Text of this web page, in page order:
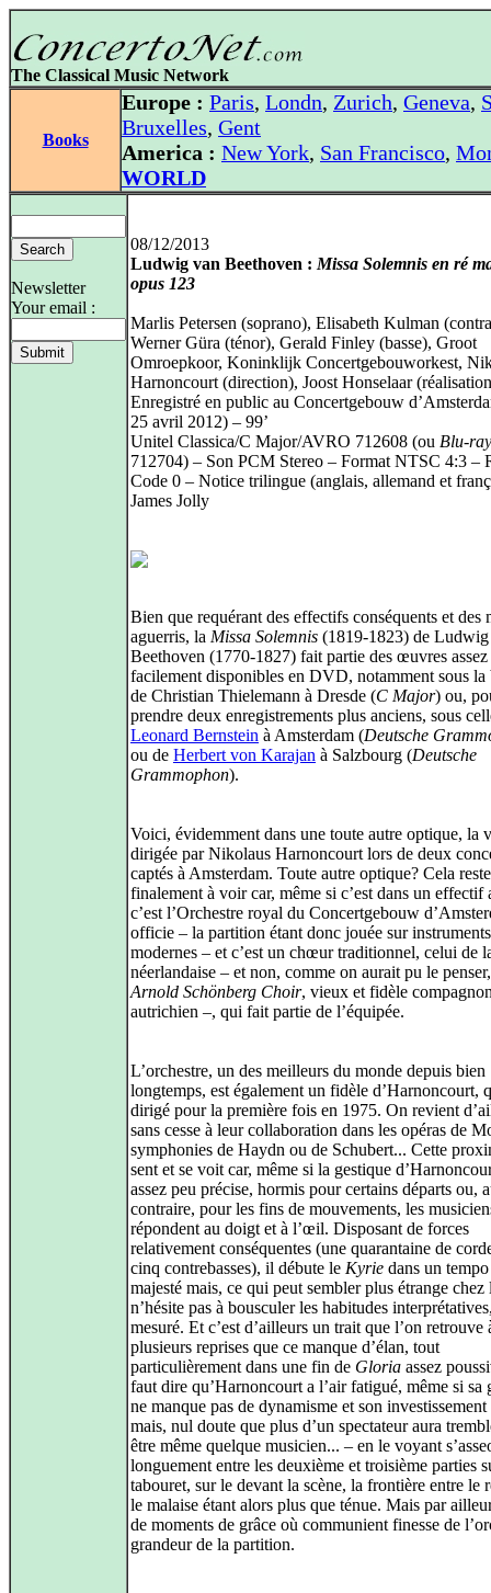
The Classical Music Network
Books
Europe : Paris, Londn, Zurich, Geneva,
Bruxelles, Gent
America : New York, San Francisco,
WORLD
Newsletter
Your email :
08/12/2013
Ludwig van Beethoven : Missa Solemnis en ré
opus 123
Marlis Petersen (soprano), Elisabeth Kulman
Werner Güra (ténor), Gerald Finley (basse), Groot
Omroepkoor, Koninklijk Concertgebouworkest,
Harnoncourt (direction), Joost Honselaar
Enregistré en public au Concertgebouw
25 avril 2012) – 99’
Unitel Classica/C Major/AVRO 712608 (ou Blu-ray
712704) – Son PCM Stereo – Format NTSC 4:3 –
Code 0 – Notice trilingue (anglais, allemand et
James Jolly
Bien que requérant des effectifs conséquents et des
aguerris, la Missa Solemnis (1819-1823) de
Beethoven (1770-1827) fait partie des œuvres assez
facilement disponibles en DVD, notamment sous la
de Christian Thielemann à Dresde (C Major) ou,
prendre deux enregistrements plus anciens, sous
Leonard Bernstein à Amsterdam (Deutsche
ou de Herbert von Karajan à Salzbourg (Deutsche
Grammophon).
Voici, évidemment dans une toute autre optique, la
dirigée par Nikolaus Harnoncourt lors de deux
captés à Amsterdam. Toute autre optique? Cela reste
finalement à voir car, même si c’est dans un effectif
c’est l’Orchestre royal du Concertgebouw
officie – la partition étant donc jouée sur instruments
modernes – et c’est un chœur traditionnel, celui de
néerlandaise – et non, comme on aurait pu le
Arnold Schönberg Choir, vieux et fidèle
autrichien –, qui fait partie de l’équipée.
L’orchestre, un des meilleurs du monde depuis bien
longtemps, est également un fidèle d’Harnoncourt,
dirigé pour la première fois en 1975. On revient
sans cesse à leur collaboration dans les opéras de
symphonies de Haydn ou de Schubert... Cette
sent et se voit car, même si la gestique
assez peu précise, hormis pour certains départs ou,
contraire, pour les fins de mouvements, les
répondent au doigt et à l’œil. Disposant de forces
relativement conséquentes (une quarantaine de
cinq contrebasses), il débute le Kyrie dans un
majesté mais, ce qui peut sembler plus étrange
n’hésite pas à bousculer les habitudes
mesuré. Et c’est d’ailleurs un trait que l’on retrouve
plusieurs reprises que ce manque d’élan, tout
particulièrement dans une fin de Gloria assez
faut dire qu’Harnoncourt a l’air fatigué, même si sa
ne manque pas de dynamisme et son investissement
mais, nul doute que plus d’un spectateur aura
être même quelque musicien... – en le voyant
longuement entre les deuxième et troisième parties
tabouret, sur le devant la scène, la frontière entre le
le malaise étant alors plus que ténue. Mais par
de moments de grâce où communient finesse de
grandeur de la partition.